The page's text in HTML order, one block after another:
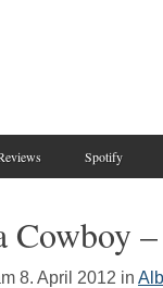
Spotify
Cowboy
8. April 2012 in